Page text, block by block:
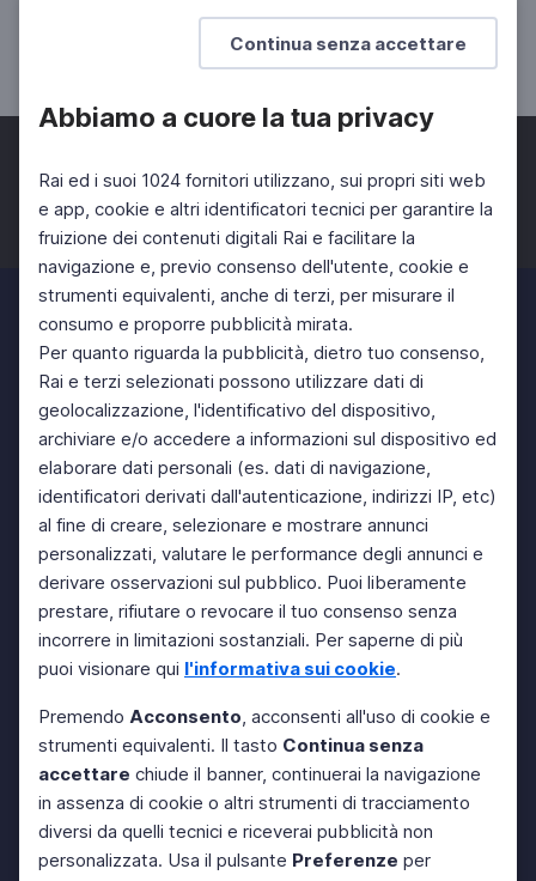
Continua senza accettare
Abbiamo a cuore la tua privacy
Rai ed i suoi 1024 fornitori utilizzano, sui propri siti web
e app, cookie e altri identificatori tecnici per garantire la
fruizione dei contenuti digitali Rai e facilitare la
navigazione e, previo consenso dell'utente, cookie e
strumenti equivalenti, anche di terzi, per misurare il
consumo e proporre pubblicità mirata.
Per quanto riguarda la pubblicità, dietro tuo consenso,
Rai e terzi selezionati possono utilizzare dati di
geolocalizzazione, l'identificativo del dispositivo,
archiviare e/o accedere a informazioni sul dispositivo ed
elaborare dati personali (es. dati di navigazione,
identificatori derivati dall'autenticazione, indirizzi IP, etc)
al fine di creare, selezionare e mostrare annunci
personalizzati, valutare le performance degli annunci e
derivare osservazioni sul pubblico. Puoi liberamente
prestare, rifiutare o revocare il tuo consenso senza
incorrere in limitazioni sostanziali. Per saperne di più
puoi visionare qui l'informativa sui cookie.
Premendo Acconsento, acconsenti all'uso di cookie e
strumenti equivalenti. Il tasto Continua senza
accettare chiude il banner, continuerai la navigazione
in assenza di cookie o altri strumenti di tracciamento
diversi da quelli tecnici e riceverai pubblicità non
personalizzata. Usa il pulsante Preferenze per
SCUOLA SECONDARIA 2°
Facebook Twitter Instagram